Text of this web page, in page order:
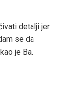
detalji jer
se da
je Ba.